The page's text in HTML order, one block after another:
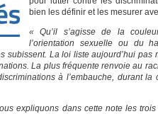
bien les définir et les mesurer
« Qu’il s’agisse de la
l’orientation sexuelle ou du
subissent. La loi liste aujourd’hui pas
La plus fréquente renvoie au
à l’embauche, durant la
expliquons dans cette note les